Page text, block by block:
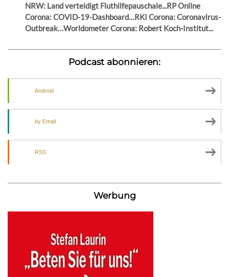
NRW: Land verteidigt Fluthilfepauschale...RP Online
Corona: COVID-19-Dashboard…RKI Corona: Coronavirus-
Outbreak…Worldometer Corona: Robert Koch-Institut...
Podcast abonnieren:
Android
by Email
RSS
Werbung